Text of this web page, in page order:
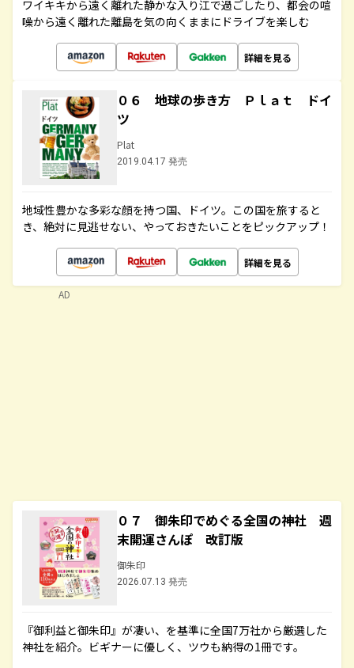
ワイキキから遠く離れた静かな入り江で過ごしたり、都会の喧
噪から遠く離れた離島を気の向くままにドライブを楽しむ
詳細を見る
０６ 地球の歩き方 Ｐｌａｔ ドイ
ツ
Plat
2019.04.17 発売
地域性豊かな多彩な顔を持つ国、ドイツ。この国を旅すると
き、絶対に見逃せない、やっておきたいことをピックアップ！
詳細を見る
０７ 御朱印でめぐる全国の神社 週
末開運さんぽ 改訂版
御朱印
2026.07.13 発売
『御利益と御朱印』が凄い、を基準に全国7万社から厳選した
神社を紹介。ビギナーに優しく、ツウも納得の1冊です。
AD